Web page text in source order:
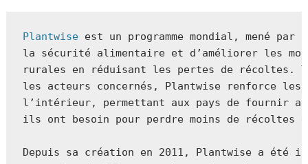
Plantwise est un programme mondial, mené
la sécurité alimentaire et d’améliorer les
rurales en réduisant les pertes de récoltes.
les acteurs concernés, Plantwise renforce
l’intérieur, permettant aux pays de fournir
ils ont besoin pour perdre moins de récoltes
Depuis sa création en 2011, Plantwise a été